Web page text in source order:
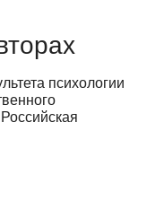
психологии